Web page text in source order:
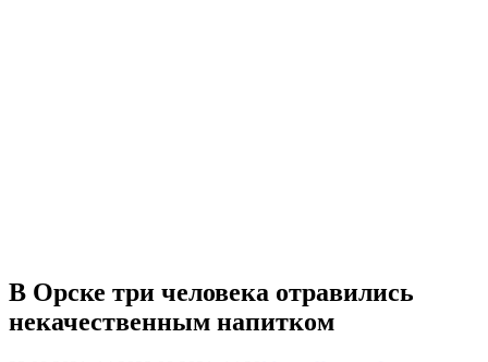
В Орске три человека отравились
некачественным напитком